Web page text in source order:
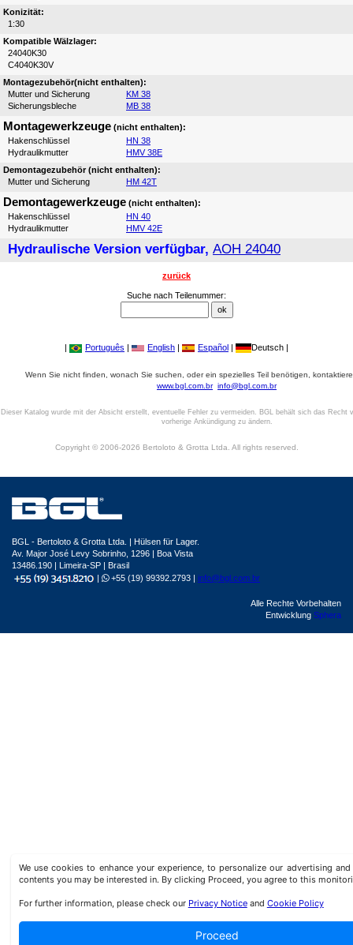
Konizität:
1:30
Kompatible Wälzlager:
24040K30
C4040K30V
Montagezubehör(nicht enthalten):
Mutter und Sicherung
KM 38
Sicherungsbleche
MB 38
Montagewerkzeuge (nicht enthalten):
Hakenschlüssel
HN 38
Hydraulikmutter
HMV 38E
Demontagezubehör (nicht enthalten):
Mutter und Sicherung
HM 42T
Demontagewerkzeuge (nicht enthalten):
Hakenschlüssel
HN 40
Hydraulikmutter
HMV 42E
Hydraulische Version verfügbar, AOH 24040
zurück
Suche nach Teilenummer:
| Português | English | Español | Deutsch |
Wenn Sie nicht finden, wonach Sie suchen, oder ein spezielles Teil benötigen,
www.bgl.com.br info@bgl.com.br
Dieser Katalog wurde mit der Absicht erstellt, eventuelle Fehler zu vermeiden. BGL behält sich das Recht
vorherige Ankündigung zu ändern.
Copyright © 2006-2026 Bertoloto & Grotta Ltda. All rights reserved.
We use cookies to enhance your experience, to personalize our advertising
contents you may be interested in. By clicking Proceed, you agree to this
For further information, please check our Privacy Noticeand Cookie Policy
Proceed
BGL - Bertoloto & Grotta Ltda. | Hülsen für Lager.
Av. Major José Levy Sobrinho, 1296 | Boa Vista
13486.190 | Limeira-SP | Brasil
|
+55 (19) 99392.2793 | info@bgl.com.br
Alle Rechte Vorbehalten
Entwicklung Sphera